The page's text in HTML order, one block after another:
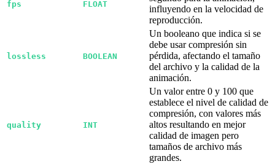
fps FLOAT
influyendo en la velocidad de
reproducción.
lossless BOOLEAN
Un booleano que indica si se
debe usar compresión sin
pérdida, afectando el tamaño
del archivo y la calidad de la
animación.
quality INT
Un valor entre 0 y 100 que
establece el nivel de calidad de
compresión, con valores más
altos resultando en mejor
calidad de imagen pero
tamaños de archivo más
grandes.